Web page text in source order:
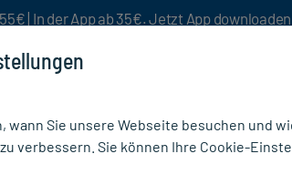
| In der App ab 35€. Jetzt App downloaden
Sie unsere Webseite besuchen und
verbessern. Sie können Ihre Cookie-